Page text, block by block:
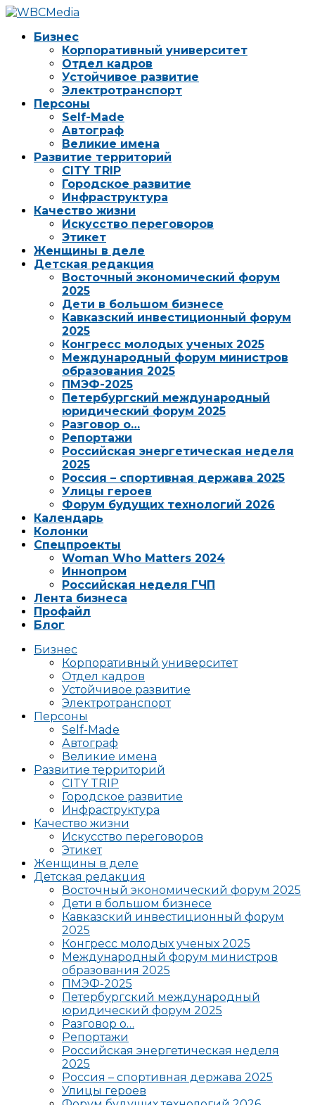
Бизнес
Корпоративный университет
Отдел кадров
Устойчивое развитие
Электротранспорт
Персоны
Self-Made
Автограф
Великие имена
Развитие территорий
CITY TRIP
Городское развитие
Инфраструктура
Качество жизни
Искусство переговоров
Этикет
Женщины в деле
Детская редакция
Восточный экономический форум
2025
Дети в большом бизнесе
Кавказский инвестиционный форум
2025
Конгресс молодых ученых 2025
Международный форум министров
образования 2025
ПМЭФ-2025
Петербургский международный
юридический форум 2025
Разговор о…
Репортажи
Российская энергетическая неделя
2025
Россия – спортивная держава 2025
Улицы героев
Форум будущих технологий 2026
Календарь
Колонки
Спецпроекты
Woman Who Matters 2024
Иннопром
Российская неделя ГЧП
Лента бизнеса
Профайл
Блог
Бизнес
Корпоративный университет
Отдел кадров
Устойчивое развитие
Электротранспорт
Персоны
Self-Made
Автограф
Великие имена
Развитие территорий
CITY TRIP
Городское развитие
Инфраструктура
Качество жизни
Искусство переговоров
Этикет
Женщины в деле
Детская редакция
Восточный экономический форум 2025
Дети в большом бизнесе
Кавказский инвестиционный форум
2025
Конгресс молодых ученых 2025
Международный форум министров
образования 2025
ПМЭФ-2025
Петербургский международный
юридический форум 2025
Разговор о…
Репортажи
Российская энергетическая неделя
2025
Россия – спортивная держава 2025
Улицы героев